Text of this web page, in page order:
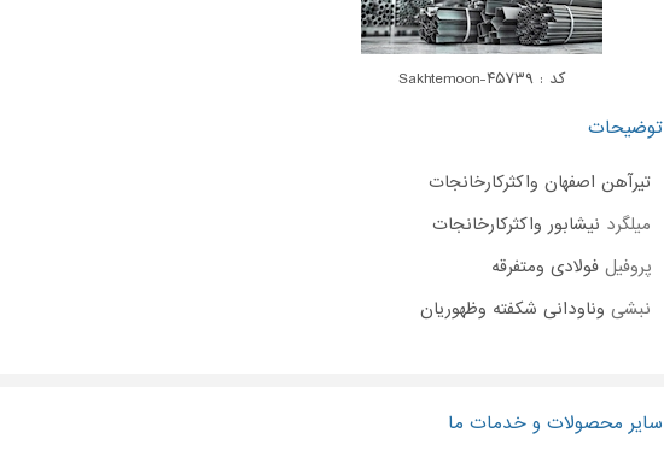
کد : Sakhtemoon-۴۵۷۳۹
توضیحات
تیرآهن اصفهان واکثرکارخانجات
میلگرد نیشابور واکثرکارخانجات
پروفیل فولادی ومتفرقه
نبشی وناودانی شکفته وظهوریان
سایر محصولات و خدمات ما